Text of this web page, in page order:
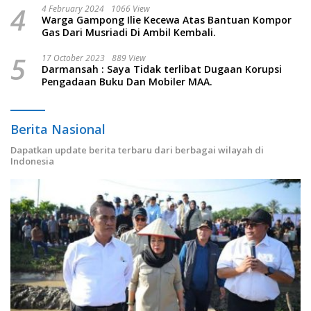
4 4 February 2024 1066 View
Warga Gampong Ilie Kecewa Atas Bantuan Kompor
Gas Dari Musriadi Di Ambil Kembali.
5 17 October 2023 889 View
Darmansah : Saya Tidak terlibat Dugaan Korupsi
Pengadaan Buku Dan Mobiler MAA.
Berita Nasional
Dapatkan update berita terbaru dari berbagai wilayah di
Indonesia